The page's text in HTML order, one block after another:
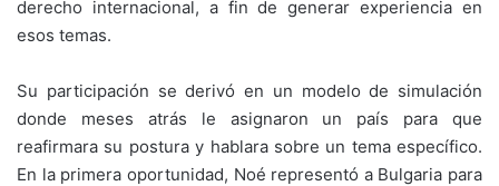
derecho internacional, a fin de generar experiencia en
esos temas.
Su participación se derivó en un modelo de simulación
donde meses atrás le asignaron un país para que
reafirmara su postura y hablara sobre un tema específico.
En la primera oportunidad, Noé representó a Bulgaria para